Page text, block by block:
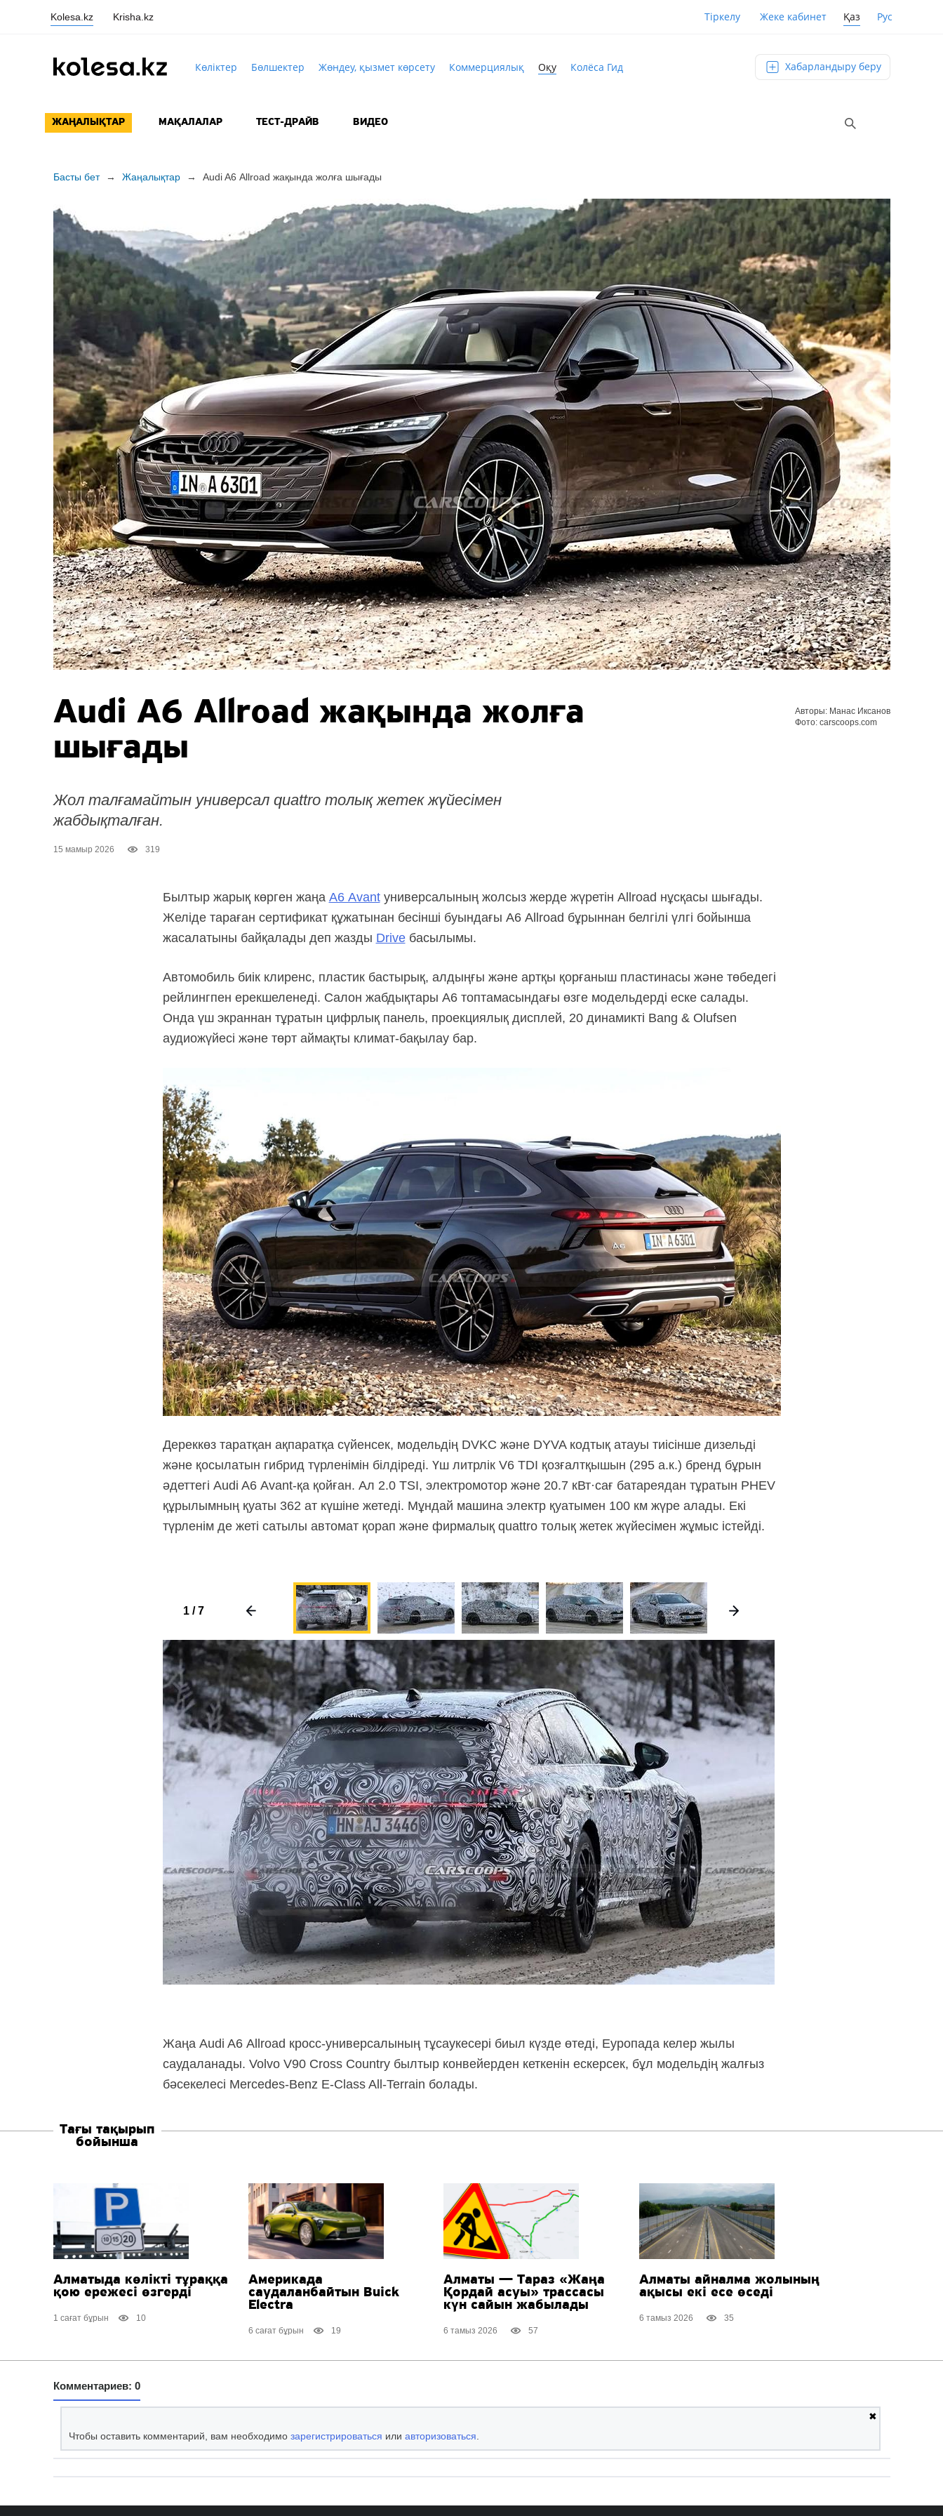
Kolesa.kz Krisha.kz Тіркелу Жеке кабинет Қаз Рус
Көліктер Бөлшектер Жөндеу, қызмет көрсету Коммерциялық Оқу Колёса Гид Хабарландыру беру
ЖАҢАЛЫҚТАР МАҚАЛАЛАР ТЕСТ-ДРАЙВ ВИДЕО
Басты бет → Жаңалықтар → Audi A6 Allroad жақында жолға шығады
Audi A6 Allroad жақында жолға
шығады
Жол талғамайтын универсал quattro толық жетек жүйесімен
жабдықталған.
15 мамыр 2026 319
Авторы: Манас Иксанов
Фото: carscoops.com
Былтыр жарық көрген жаңа A6 Avantуниверсалының жолсыз жерде жүретін Allroad нұсқасы шығады.
Желіде тараған сертификат құжатынан бесінші буындағы A6 Allroad бұрыннан белгілі үлгі бойынша
жасалатыны байқалады деп жазды Driveбасылымы.
Автомобиль биік клиренс, пластик бастырық, алдыңғы және артқы қорғаныш пластинасы және төбедегі
рейлингпен ерекшеленеді. Салон жабдықтары A6 топтамасындағы өзге модельдерді еске салады.
Онда үш экраннан тұратын цифрлық панель, проекциялық дисплей, 20 динамикті Bang & Olufsen
аудиожүйесі және төрт аймақты климат-бақылаубар.
Дереккөз таратқан ақпаратқа сүйенсек, модельдің DVKC және DYVA кодтық атауы тиісінше дизельді
және қосылатын гибрид түрленімін білдіреді. Үш литрлік V6 TDI қозғалтқышын (295 а.к.) бренд бұрын
әдеттегі Audi A6 Avant-қа қойған. Ал 2.0 TSI, электромотор және 20.7 кВт·сағ батареядан тұратын PHEV
құрылымның қуаты 362 ат күшіне жетеді. Мұндай машина электр қуатымен 100 км жүре алады. Екі
түрленім де жеті сатылы автомат қорап және фирмалық quattro толық жетек жүйесімен жұмыс істейді.
1/7
Жаңа Audi A6 Allroad кросс-универсалыныңтұсаукесері биыл күзде өтеді, Еуропада келер жылы
саудаланады. Volvo V90 Cross Country былтыр конвейерден кеткенін ескерсек, бұл модельдің жалғыз
бәсекелесі Mercedes‑Benz E‑Class All‑Terrain болады.
Тағы тақырып
бойынша
Алматыда көлікті тұраққа
қою ережесі өзгерді
1 сағат бұрын 10
Америкада
саудаланбайтын Buick
Electra
6 сағат бұрын 19
Алматы — Тараз «Жаңа
Қордай асуы» трассасы
күн сайын жабылады
6 тамыз 2026 57
Алматы айналма жолының
ақысы екі есе өседі
6 тамыз 2026 35
Комментариев: 0
✖
Чтобы оставить комментарий, вам необходимо зарегистрироваться или авторизоваться.